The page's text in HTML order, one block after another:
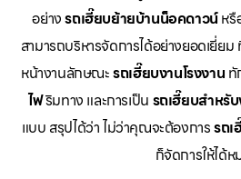
อย่างรถเฮี๊ยบย้ายบ้านน็อคดาวน์หรื
สามารถบริหารจัดการได้อย่างยอดเยี่ย
หน้างานลักษณะรถเฮี๊ยบงานโรงงาน ทั
ไฟริมทาง และการเป็น รถเฮี๊ยบสำหรั
แบบ สรุปได้ว่า ไม่ว่าคุณจะต้องการรถ
ก็จัดการให้ได้